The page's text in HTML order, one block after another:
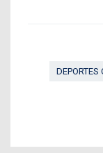
DEPORTES